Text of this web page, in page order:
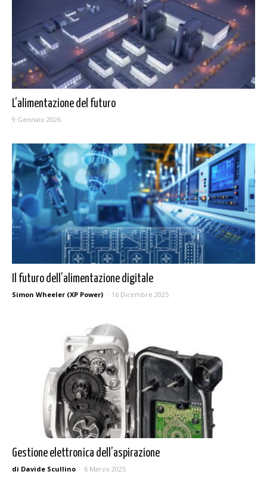
L’alimentazione del futuro
9 Gennaio 2026
Il futuro dell’alimentazione digitale
Simon Wheeler (XP Power) - 16 Dicembre 2025
Gestione elettronica dell’aspirazione
di Davide Scullino - 6 Marzo 2025